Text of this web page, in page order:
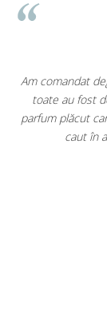
Am comandat
toate au fost
parfum plăcut
caut în